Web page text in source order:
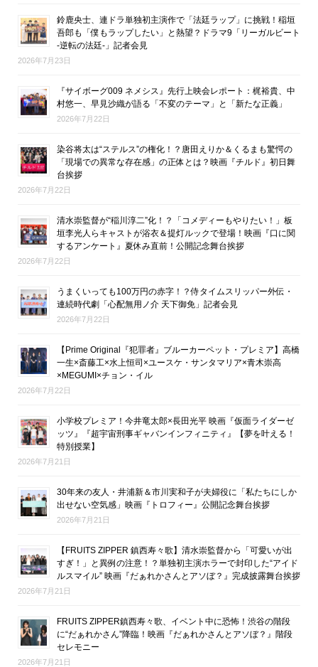
鈴鹿央士、連ドラ単独初主演作で「法廷ラップ」に挑戦！稲垣
吾郎も「僕もラップしたい」と熱望？ドラマ9「リーガルビート
-逆転の法廷-」記者会見
2026年7月23日
『サイボーグ009 ネメシス』先行上映会レポート：梶裕貴、中
村悠一、早見沙織が語る「不変のテーマ」と「新たな正義」
2026年7月22日
染谷将太は“ステルス”の権化！？唐田えりか＆くるまも驚愕の
「現場での異常な存在感」の正体とは？映画『チルド』初日舞
台挨拶
2026年7月22日
清水崇監督が“稲川淳二”化！？「コメディーもやりたい！」板
垣李光人らキャストが浴衣＆提灯ルックで登場！映画『口に関
するアンケート』夏休み直前！公開記念舞台挨拶
2026年7月22日
うまくいっても100万円の赤字！？侍タイムスリッパー外伝・
連続時代劇「心配無用ノ介 天下御免」記者会見
2026年7月22日
【Prime Original『犯罪者』ブルーカーペット・プレミア】高橋
一生×斎藤工×水上恒司×ユースケ・サンタマリア×青木崇高
×MEGUMI×チョン・イル
2026年7月22日
小学校プレミア！今井竜太郎×長田光平 映画『仮面ライダーゼ
ッツ』『超宇宙刑事ギャバンインフィニティ』【夢を叶える！
特別授業】
2026年7月21日
30年来の友人・井浦新＆市川実和子が夫婦役に「私たちにしか
出せない空気感」映画『トロフィー』公開記念舞台挨拶
2026年7月21日
【FRUITS ZIPPER 鎮西寿々歌】清水崇監督から「可愛いが出
すぎ！」と異例の注意！？単独初主演ホラーで封印した“アイド
ルスマイル” 映画『だぁれかさんとアソぼ？』完成披露舞台挨拶
2026年7月21日
FRUITS ZIPPER鎮西寿々歌、イベント中に恐怖！渋谷の階段
に“だぁれかさん”降臨！映画『だぁれかさんとアソぼ？』階段
セレモニー
2026年7月21日